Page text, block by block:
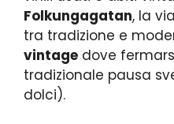
Folkungagatan, la
tra tradizione e
vintage dove
tradizionale pausa
dolci).